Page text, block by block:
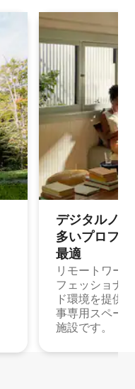
デジタルノ
多⁠いプ⁠ロ⁠フ⁠
最⁠適
リモートワー
フェッショナ
ド環境を提供
事専用スペー
施設です。